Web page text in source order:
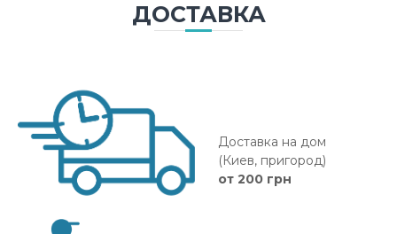
ДОСТАВКА
Доставка на дом
(Киев, пригород)
от 200 грн